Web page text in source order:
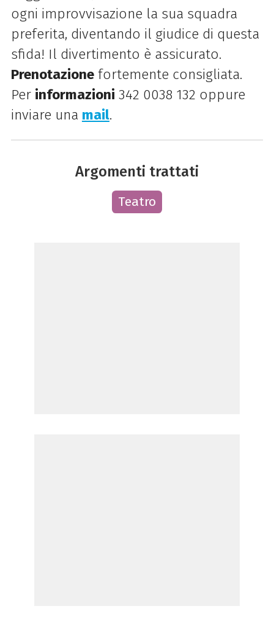
ogni improvvisazione la sua squadra
preferita, diventando il giudice di questa
sfida! Il divertimento è assicurato.
Prenotazionefortemente consigliata.
Per informazioni 342 0038 132 oppure
inviare una mail.
Argomenti trattati
Teatro